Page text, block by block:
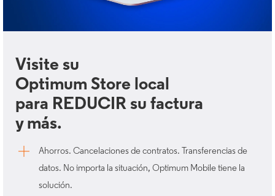
Visite su
Optimum Store local
para REDUCIR su factura
y más.
Ahorros. Cancelaciones de contratos. Transferencias de
datos. No importa la situación, Optimum Mobile tiene la
solución. ​